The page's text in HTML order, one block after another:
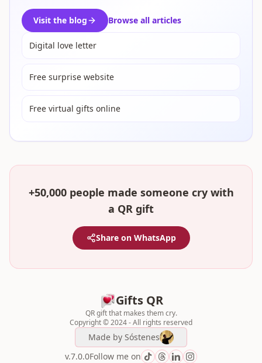
Visit the blog Browse all articles
Digital love letter
Free surprise website
Free virtual gifts online
+50,000 people made someone cry with
a QR gift
Share on WhatsApp
Gifts QR
QR gift that makes them cry.
Copyright © 2024 - All rights reserved
Made by Sóstenes
v.7.0.0Follow me on